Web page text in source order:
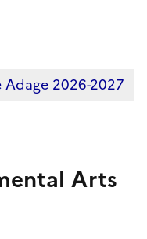
Adage 2026-2027
Arts